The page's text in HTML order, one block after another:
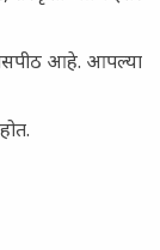
आहे. आपल्या